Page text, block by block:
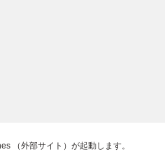
（外部サイト）が起動します。